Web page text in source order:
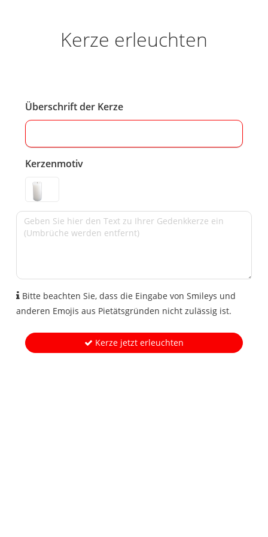
Kerze erleuchten
Überschrift der Kerze
Kerzenmotiv
Bitte beachten Sie, dass die Eingabe von Smileys und
anderen Emojis aus Pietätsgründen nicht zulässig ist.
Kerze jetzt erleuchten